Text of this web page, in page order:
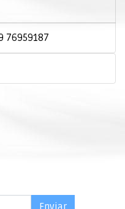
76959187